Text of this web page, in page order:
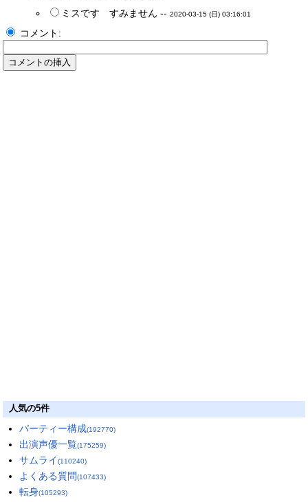
ミスです すみません --2020-03-15 (日) 03:16:01
コメント:
人気の5件
パーティー構成(192770)
出演声優一覧(175259)
サムライ(110240)
よくある質問(107433)
転身(105293)